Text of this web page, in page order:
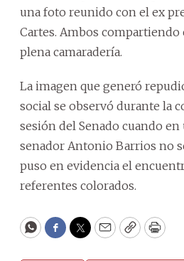
una foto reunido con el ex
Cartes. Ambos compartiendo
plena camaradería.
La imagen que generó
social se observó durante la
sesión del Senado cuando
senador Antonio Barrios no
puso en evidencia el
referentes colorados.
WhatsApp
Facebook
Twitter
EmailCopyPrint